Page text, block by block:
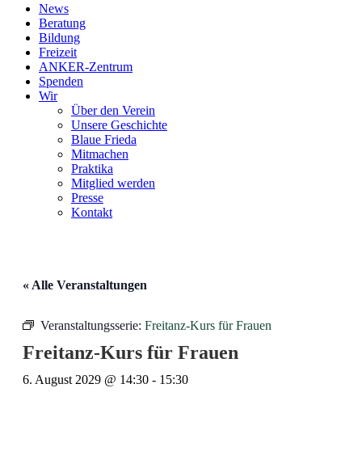
News
Beratung
Bildung
Freizeit
ANKER-Zentrum
Spenden
Wir
Über den Verein
Unsere Geschichte
Blaue Frieda
Mitmachen
Praktika
Mitglied werden
Presse
Kontakt
« Alle Veranstaltungen
Veranstaltungsserie: Freitanz-Kurs für Frauen
Freitanz-Kurs für Frauen
6. August 2029 @ 14:30 - 15:30